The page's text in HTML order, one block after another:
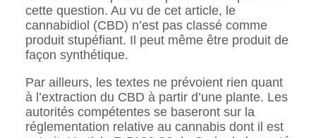
cette question. Au vu de cet article, le
cannabidiol (CBD) n’est pas classé comme
produit stupéfiant. Il peut même être produit de
façon synthétique.
Par ailleurs, les textes ne prévoient rien quant
à l’extraction du CBD à partir d’une plante. Les
autorités compétentes se baseront sur la
réglementation relative au cannabis dont il est